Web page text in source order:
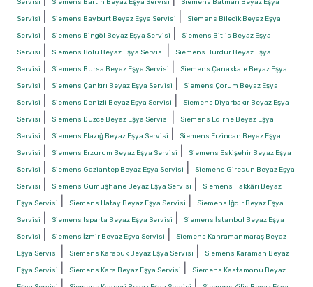
Servisi
Siemens Bartın Beyaz Eşya Servisi
Siemens Batman Beyaz Eşya
Servisi
Siemens Bayburt Beyaz Eşya Servisi
Siemens Bilecik Beyaz Eşya
Servisi
Siemens Bingöl Beyaz Eşya Servisi
Siemens Bitlis Beyaz Eşya
Servisi
Siemens Bolu Beyaz Eşya Servisi
Siemens Burdur Beyaz Eşya
Servisi
Siemens Bursa Beyaz Eşya Servisi
Siemens Çanakkale Beyaz Eşya
Servisi
Siemens Çankırı Beyaz Eşya Servisi
Siemens Çorum Beyaz Eşya
Servisi
Siemens Denizli Beyaz Eşya Servisi
Siemens Diyarbakır Beyaz Eşya
Servisi
Siemens Düzce Beyaz Eşya Servisi
Siemens Edirne Beyaz Eşya
Servisi
Siemens Elazığ Beyaz Eşya Servisi
Siemens Erzincan Beyaz Eşya
Servisi
Siemens Erzurum Beyaz Eşya Servisi
Siemens Eskişehir Beyaz Eşya
Servisi
Siemens Gaziantep Beyaz Eşya Servisi
Siemens Giresun Beyaz Eşya
Servisi
Siemens Gümüşhane Beyaz Eşya Servisi
Siemens Hakkâri Beyaz
Eşya Servisi
Siemens Hatay Beyaz Eşya Servisi
Siemens Iğdır Beyaz Eşya
Servisi
Siemens Isparta Beyaz Eşya Servisi
Siemens İstanbul Beyaz Eşya
Servisi
Siemens İzmir Beyaz Eşya Servisi
Siemens Kahramanmaraş Beyaz
Eşya Servisi
Siemens Karabük Beyaz Eşya Servisi
Siemens Karaman Beyaz
Eşya Servisi
Siemens Kars Beyaz Eşya Servisi
Siemens Kastamonu Beyaz